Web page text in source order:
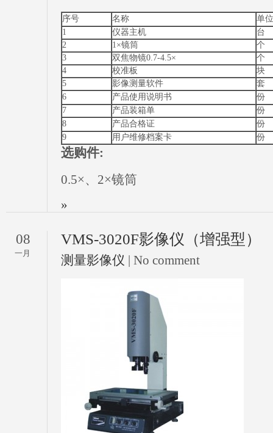
序号 名称
单位
1
仪器主机
台
2
1×镜筒
个
3
双焦物镜0.7-4.5×
个
4
校准板
块
5
影像测量软件
套
6
产品使用说明书
份
7
产品装箱单
份
8
产品合格证
份
9
用户维修档案卡 份
选购件:
0.5×、2×镜筒
»
08
一月
VMS-3020F影像仪（增强型）
测量影像仪 | No comment